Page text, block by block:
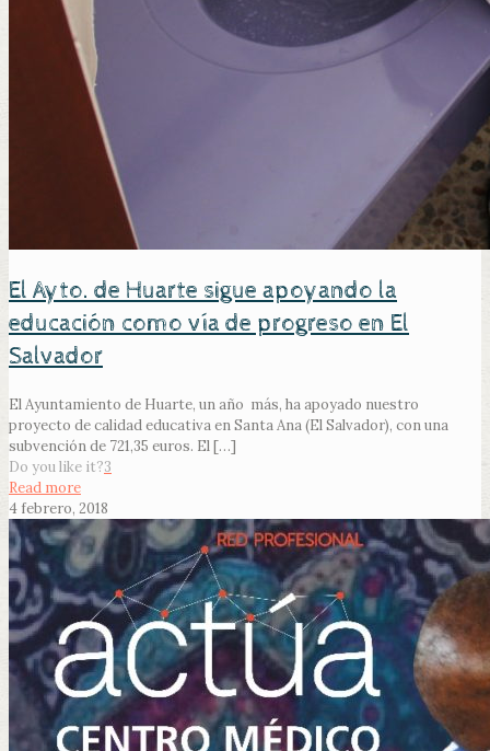
El Ayto. de Huarte sigue apoyando la
educación como vía de progreso en El
Salvador
El Ayuntamiento de Huarte, un año más, ha apoyado nuestro
proyecto de calidad educativa en Santa Ana (El Salvador), con una
subvención de 721,35 euros. El[…]
Do you like it?3
Read more
4 febrero, 2018